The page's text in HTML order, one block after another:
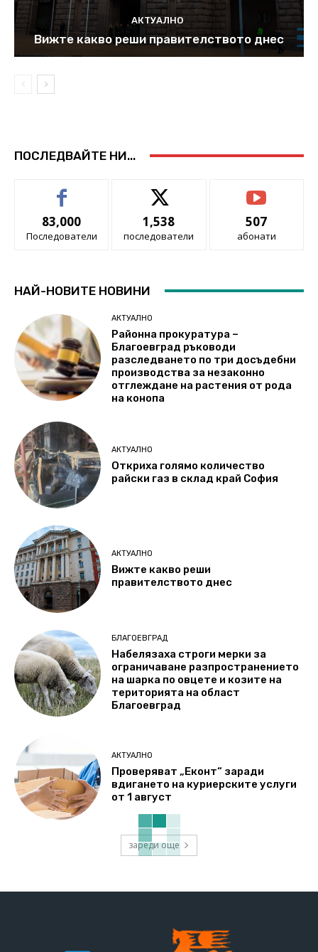
АКТУАЛНО
Вижте какво реши правителството днес
ПОСЛЕДВАЙТЕ НИ...
83,000
Последователи
1,538
последователи
507
абонати
НАЙ-НОВИТЕ НОВИНИ
АКТУАЛНО
Районна прокуратура –
Благоевград ръководи
разследването по три досъдебни
производства за незаконно
отглеждане на растения от рода
на конопа
АКТУАЛНО
Откриха голямо количество
райски газ в склад край София
АКТУАЛНО
Вижте какво реши
правителството днес
БЛАГОЕВГРАД
Набелязаха строги мерки за
ограничаване разпространението
на шарка по овцете и козите на
територията на област
Благоевград
АКТУАЛНО
Проверяват „Еконт“ заради
вдигането на куриерските услуги
от 1 август
зареди още